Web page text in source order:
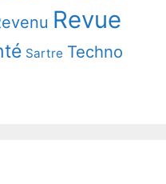
Revue
Sartre Techno